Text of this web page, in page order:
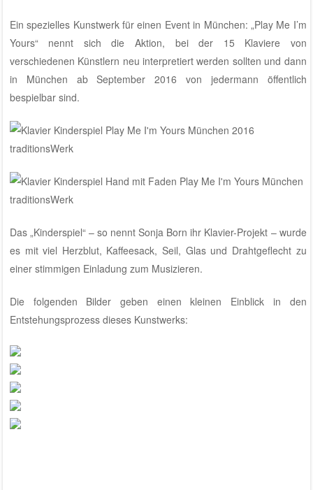
Ein spezielles Kunstwerk für einen Event in München: „Play Me I’m
Yours“ nennt sich die Aktion, bei der 15 Klaviere von
verschiedenen Künstlern neu interpretiert werden sollten und dann
in München ab September 2016 von jedermann öffentlich
bespielbar sind.
Das „Kinderspiel“ – so nennt Sonja Born ihr Klavier-Projekt – wurde
es mit viel Herzblut, Kaffeesack, Seil, Glas und Drahtgeflecht zu
einer stimmigen Einladung zum Musizieren.
Die folgenden Bilder geben einen kleinen Einblick in den
Entstehungsprozess dieses Kunstwerks: